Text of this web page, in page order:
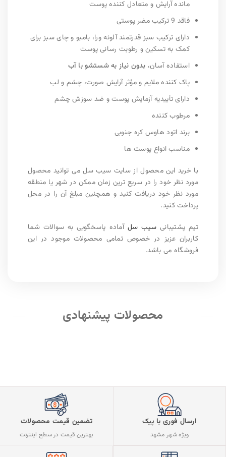
مانده آرایش و متعادل کننده پوست
فاقد 9 ترکیب مضر پوستی
دارای ترکیب سبز قدرتمند آلوئه ورا، بامبو و چای سبز برای
کمک به تسکین و رطوبت رسانی پوست
استفاده آسان، بدون نیاز به شستشو با آب
پاک کننده ملایم و مؤثر آرایش صورت، چشم و لب
دارای تأییدیه آزمایش پوست و ضد سوزش چشم
مرطوب کننده
برند اتود هاوس کره جنوبی
مناسب انواع پوست ها
با خرید این محصول از سایت سیب سل می توانید محصول
مورد نظر خود را در سریع ترین زمان ممکن در شهر یا منطقه
مورد نظر خود دریافت کنید و همچنین مبلغ آن را در محل
پرداخت کنید.
تیم پشتیبانی سیب سل آماده پاسخگویی به سوالات شما
کاربران عزیز در خصوص تمامی محصولات موجود در این
فروشگاه می باشد.
محصولات پیشنهادی
ارسال فوری با پیک
ویژه شهر مشهد
تضمین قیمت محصولات
بهترین قیمت در سطح اینترنت